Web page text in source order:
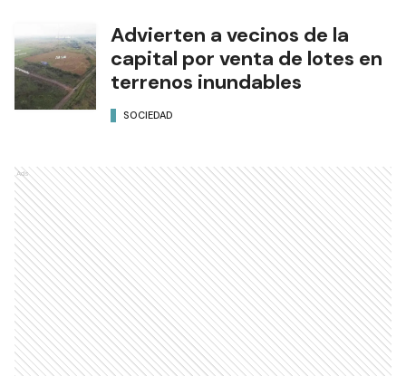
Advierten a vecinos de la
capital por venta de lotes en
terrenos inundables
SOCIEDAD
Ads